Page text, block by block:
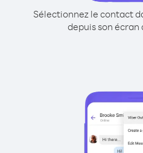
Sélectionnez le contact
depuis son